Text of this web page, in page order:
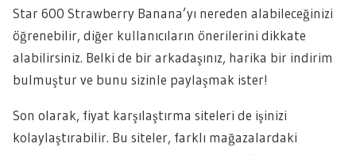
Star 600 Strawberry Banana’yı nereden alabileceğinizi
öğrenebilir, diğer kullanıcıların önerilerini dikkate
alabilirsiniz. Belki de bir arkadaşınız, harika bir indirim
bulmuştur ve bunu sizinle paylaşmak ister!
Son olarak, fiyat karşılaştırma siteleri de işinizi
kolaylaştırabilir. Bu siteler, farklı mağazalardaki